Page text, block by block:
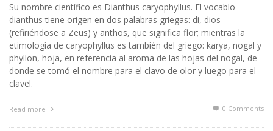
Su nombre científico es Dianthus caryophyllus. El vocablo
dianthus tiene origen en dos palabras griegas: di, dios
(refiriéndose a Zeus) y anthos, que significa flor; mientras la
etimología de caryophyllus es también del griego: karya, nogal y
phyllon, hoja, en referencia al aroma de las hojas del nogal, de
donde se tomó el nombre para el clavo de olor y luego para el
clavel.
Read more 0 Comments